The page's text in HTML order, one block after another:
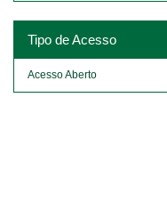
Tipo de Acesso
Acesso Aberto